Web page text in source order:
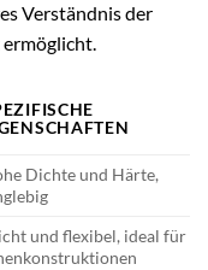
Verständnis der
Dichte und Härte,
und flexibel, ideal für